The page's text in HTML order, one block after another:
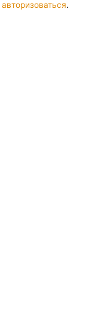
авторизоваться.